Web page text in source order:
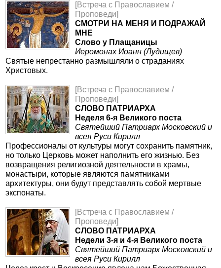
[Встреча с Православием /
Проповеди]
СМОТРИ НА МЕНЯ И ПОДРАЖАЙ
МНЕ
Слово у Плащаницы
Иеромонах Иоанн (Лудищев)
Святые непрестанно размышляли о страданиях
Христовых.
[Встреча с Православием /
Проповеди]
СЛОВО ПАТРИАРХА
Неделя 6-я Великого поста
Святейший Патриарх Московский и
всея Руси Кирилл
Профессионалы от культуры могут сохранить памятник,
но только Церковь может наполнить его жизнью. Без
возвращения религиозной деятельности в храмы,
монастыри, которые являются памятниками
архитектуры, они будут представлять собой мертвые
экспонаты.
[Встреча с Православием /
Проповеди]
СЛОВО ПАТРИАРХА
Недели 3-я и 4-я Великого поста
Святейший Патриарх Московский и
всея Руси Кирилл